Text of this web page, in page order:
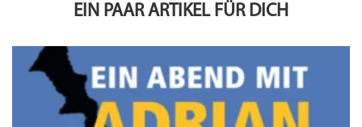
EIN PAAR ARTIKEL FÜR DICH